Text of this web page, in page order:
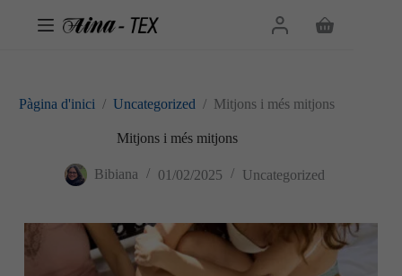
Cistella
Pàgina d'inici / Uncategorized / Mitjons i més mitjons
Mitjons i més mitjons
Bibiana 01/02/2025 Uncategorized